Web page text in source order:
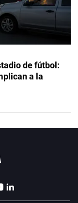
de fútbol:
a la